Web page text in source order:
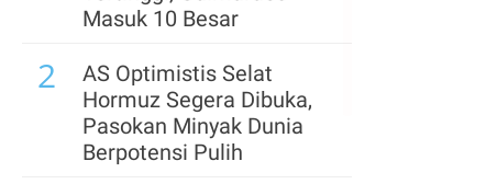
Masuk 10 Besar
2
AS Optimistis Selat
Hormuz Segera Dibuka,
Pasokan Minyak Dunia
Berpotensi Pulih